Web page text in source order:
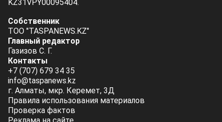
KZ31VPY00095404.
Собственник
ТОО "TASPANEWS.KZ"
Главный редактор
Газизов С. Г.
Контакты
+7 (707) 679 34 35
info@taspanews.kz
г. Алматы, мкр. Керемет, 3Д
Правила использования материалов
Проверка фактов